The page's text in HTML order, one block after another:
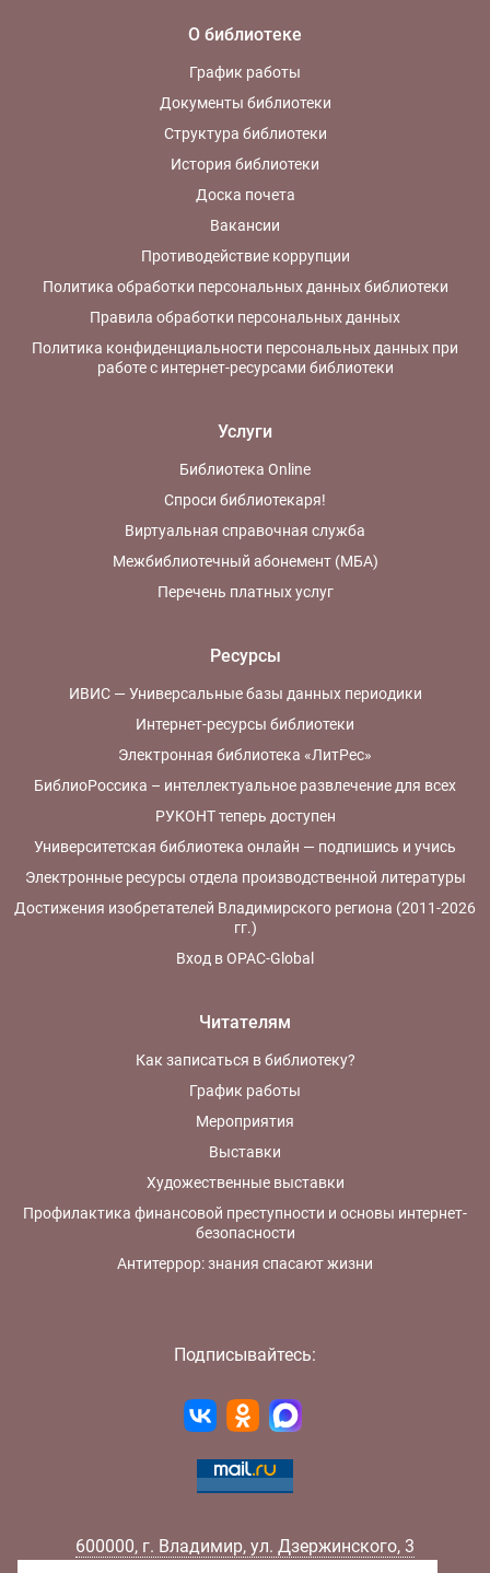
О библиотеке
График работы
Документы библиотеки
Структура библиотеки
История библиотеки
Доска почета
Вакансии
Противодействие коррупции
Политика обработки персональных данных библиотеки
Правила обработки персональных данных
Политика конфиденциальности персональных данных при
работе с интернет-ресурсами библиотеки
Услуги
Библиотека Online
Спроси библиотекаря!
Виртуальная справочная служба
Межбиблиотечный абонемент (МБА)
Перечень платных услуг
Ресурсы
ИВИС — Универсальные базы данных периодики
Интернет-ресурсы библиотеки
Электронная библиотека «ЛитРес»
БиблиоРоссика – интеллектуальное развлечение для всех
РУКОНТ теперь доступен
Университетская библиотека онлайн — подпишись и учись
Электронные ресурсы отдела производственной литературы
Достижения изобретателей Владимирского региона (2011-2026
гг.)
Вход в OPAC-Global
Читателям
Как записаться в библиотеку?
График работы
Мероприятия
Выставки
Художественные выставки
Профилактика финансовой преступности и основы интернет-
безопасности
Антитеррор: знания спасают жизни
Подписывайтесь:
600000, г. Владимир, ул. Дзержинского, 3